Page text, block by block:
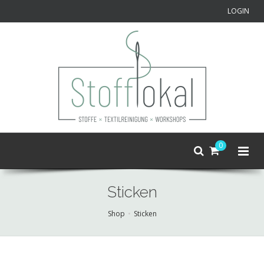
LOGIN
0
Sticken
Shop Sticken